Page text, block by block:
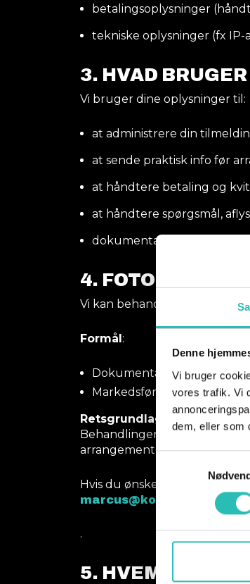
Denne
Vi bruger
vores trafik. Vi
dem, eller som
betalingsoplysninger
tekniske oplysninger (fx
3. HVAD
Vi bruger dine oplysninger til:
at administrere din
at sende praktisk info før
at håndtere betaling og
at håndtere spørgsmål,
dokumentation og afvikling
4. FOTO OG VIDEO
Vi kan behandle billeder og
Formål:
Dokumentation af eventet
Markedsføring af
Retsgrundlag
Behandlingen sker typisk ud
arrangementet.
Hvis du ønsker indsigelse
marcus@koegefestuge.dk.
.
5. HVEM DELER